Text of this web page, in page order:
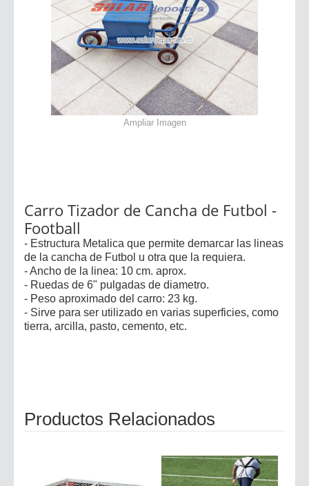
Ampliar Imagen
Carro Tizador de Cancha de Futbol -
Football
- Estructura Metalica que permite demarcar las lineas
de la cancha de Futbol u otra que la requiera.
- Ancho de la linea: 10 cm. aprox.
- Ruedas de 6" pulgadas de diametro.
- Peso aproximado del carro: 23 kg.
- Sirve para ser utilizado en varias superficies, como
tierra, arcilla, pasto, cemento, etc.
Productos Relacionados